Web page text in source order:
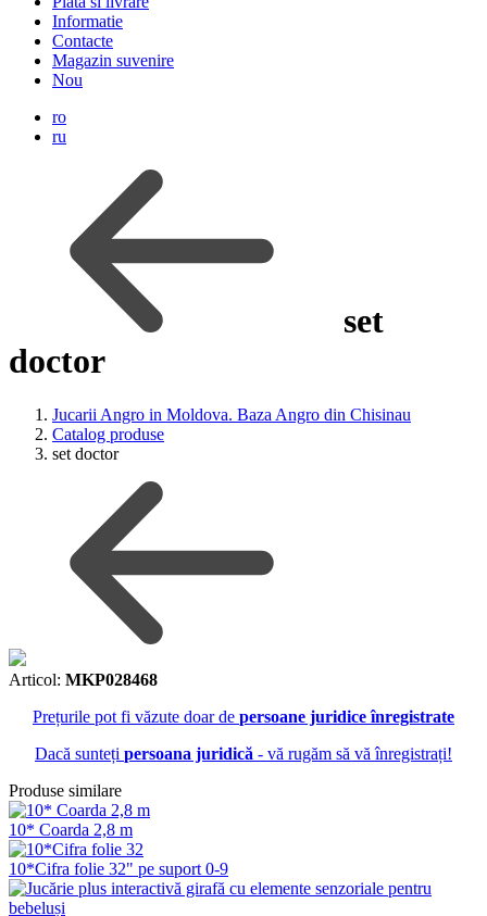
Informatie
Contacte
Magazin suvenire
Nou
ro
ru
set
doctor
Jucarii Angro in Moldova. Baza Angro din Chisinau
Catalog produse
set doctor
Articol: MKP028468
Prețurile pot fi văzute doar de persoane juridice înregistrate
Dacă sunteți persoana juridică - vă rugăm să vă înregistrați!
Produse similare
10* Coarda 2,8 m
10*Cifra folie 32" pe suport 0-9